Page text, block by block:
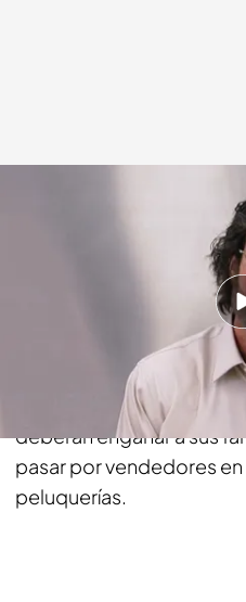
Los cinco finalistas de
detalles de los disfraces
deberán engañar a sus
pasar por vendedores
peluquerías.